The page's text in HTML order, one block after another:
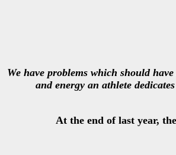
We have problems which should
and energy an athlete
At the end of last year,